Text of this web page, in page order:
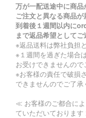
万が一配送途中に商
ご注文と異なる商品
到着後１週間以内に
まで返品希望としてご
※返品送料は弊社負担
※１週間を過ぎた場合
お受けできませんので
※お客様の責任で破損
できませんのでご了承
≪ お客様のご都合に
ていただいておりま